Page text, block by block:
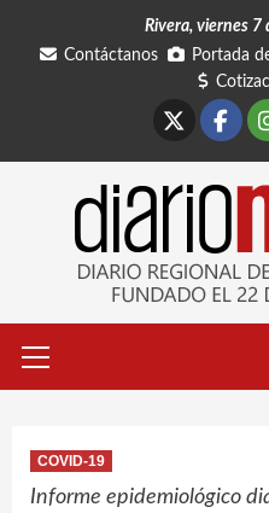
Rivera, viernes 7
Contáctanos
Portada
primario
COVID-19
Informe epidemiológico